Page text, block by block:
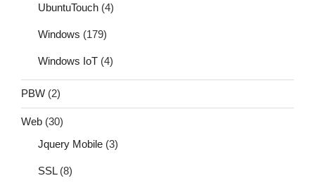
UbuntuTouch (4)
Windows (179)
Windows IoT (4)
PBW (2)
Web (30)
Jquery Mobile (3)
SSL(8)